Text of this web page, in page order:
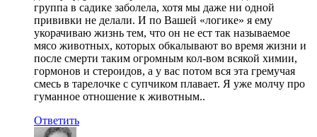
группа в садике заболела, хотя мы даже ни одной
прививки не делали. И по Вашей «логике» я ему
укорачиваю жизнь тем, что он не ест так называемое
мясо животных, которых обкалывают во время жизни и
после смерти таким огромным кол-вом всякой химии,
гормонов и стероидов, а у вас потом вся эта гремучая
смесь в тарелочке с супчиком плавает. Я уже молчу про
гуманное отношение к животным..
Ответить